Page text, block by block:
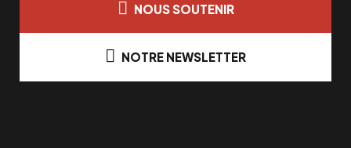
NOUS SOUTENIR
NOTRE NEWSLETTER